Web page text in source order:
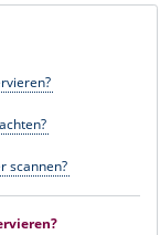
scannen?